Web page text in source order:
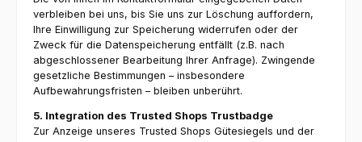
verbleiben bei uns, bis Sie uns zur Löschung auffordern,
Ihre Einwilligung zur Speicherung widerrufen oder der
Zweck für die Datenspeicherung entfällt (z.B. nach
abgeschlossener Bearbeitung Ihrer Anfrage). Zwingende
gesetzliche Bestimmungen – insbesondere
Aufbewahrungsfristen – bleiben unberührt.
5. Integration des Trusted Shops Trustbadge
Zur Anzeige unseres Trusted Shops Gütesiegels und der